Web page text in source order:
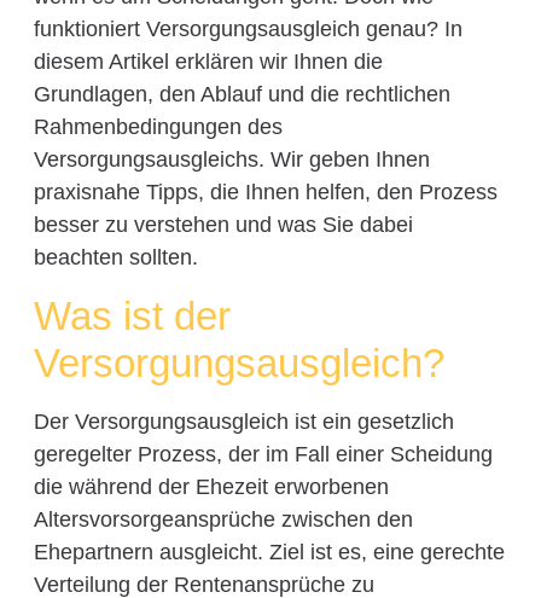
funktioniert Versorgungsausgleich genau? In
diesem Artikel erklären wir Ihnen die
Grundlagen, den Ablauf und die rechtlichen
Rahmenbedingungen des
Versorgungsausgleichs. Wir geben Ihnen
praxisnahe Tipps, die Ihnen helfen, den Prozess
besser zu verstehen und was Sie dabei
beachten sollten.
Was ist der
Versorgungsausgleich?
Der Versorgungsausgleich ist ein gesetzlich
geregelter Prozess, der im Fall einer Scheidung
die während der Ehezeit erworbenen
Altersvorsorgeansprüche zwischen den
Ehepartnern ausgleicht. Ziel ist es, eine gerechte
Verteilung der Rentenansprüche zu